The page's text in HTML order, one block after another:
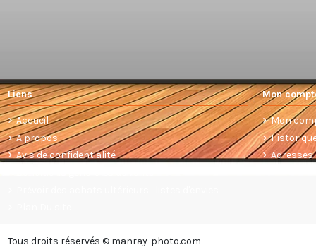
Liens
Accueil
A propos
Avis de confidentialité
Mon
Mon
Adresses
Tous droits réservés © manray-photo.com